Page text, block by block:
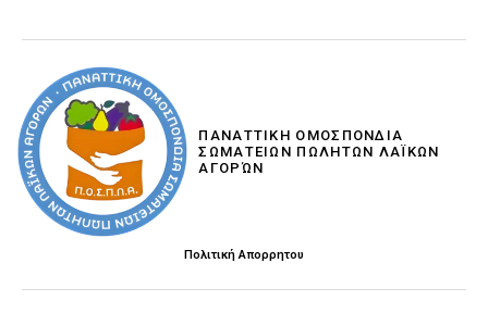
ΠΑΝΑΤΤΙΚΗ ΟΜΟΣΠΟΝΔΙΑ
ΣΩΜΑΤΕΙΩΝ ΠΩΛΗΤΩΝ ΛΑΪΚΩΝ
ΑΓΟΡΏΝ
Πολιτική Απορρητου